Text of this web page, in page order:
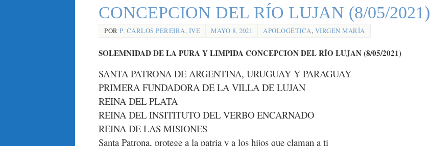
CONCEPCION DEL RÍO LUJAN (8/05/2021)
POR P. CARLOS PEREIRA, IVE MAYO 8, 2021 APOLOGÉTICA, VIRGEN MARÍA
SOLEMNIDAD DE LA PURA Y LIMPIDA CONCEPCION DEL RÍO LUJAN (8/05/2021)
SANTA PATRONA DE ARGENTINA, URUGUAY Y PARAGUAY
PRIMERA FUNDADORA DE LA VILLA DE LUJAN
REINA DEL PLATA
REINA DEL INSITITUTO DEL VERBO ENCARNADO
REINA DE LAS MISIONES
Santa Patrona, protege a la patria y a los hijos que claman a ti